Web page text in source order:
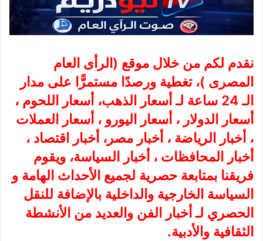
نقدم لكم من خلال موقع ( الرأى العام
المصرى )، تغطية ورصدًا مستمرًّا على مدار
الـ 24 ساعة لـ أسعار الذهب، أسعار اللحوم ،
أسعار الدولار ، أسعار اليورو ، أسعار العملات
، أخبار الرياضة ، أخبار مصر، أخبار اقتصاد ،
أخبار المحافظات ، أخبار السياسة، ويقوم
فريقنا بمتابعة حصرية لجميع الأحداث الهامة و
السياسة الخارجية والداخلية بالإضافة للنقل
الحصري لـ أخبار الفن والعديد من الأنشطة
الثقافية والأدبية.